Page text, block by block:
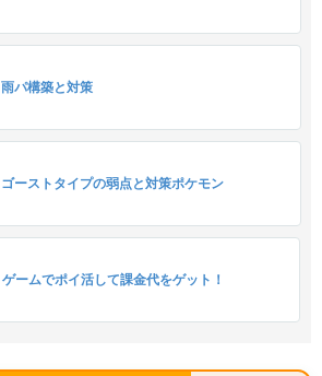
雨パ構築と対策
ゴーストタイプの弱点と対策ポケモン
ゲームでポイ活して課金代をゲット！